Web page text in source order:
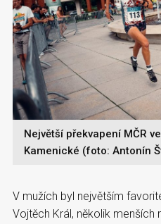
Největší překvapení MČR
Kamenické (foto: Antonín
V mužích byl největším
Vojtěch Král, několik